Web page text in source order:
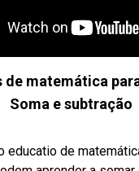
de matemática
Soma e subtração
educatio de